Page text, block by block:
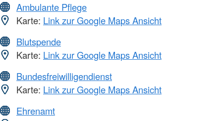
Ambulante Pflege
Karte: Link zur Google Maps Ansicht
Blutspende
Karte: Link zur Google Maps Ansicht
Bundesfreiwilligendienst
Karte: Link zur Google Maps Ansicht
Ehrenamt